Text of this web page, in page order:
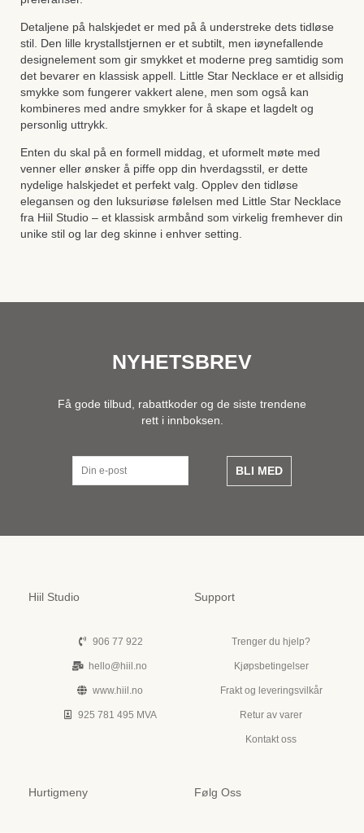
Detaljene på halskjedet er med på å understreke dets tidløse
stil. Den lille krystallstjernen er et subtilt, men iøynefallende
designelement som gir smykket et moderne preg samtidig som
det bevarer en klassisk appell. Little Star Necklace er et allsidig
smykke som fungerer vakkert alene, men som også kan
kombineres med andre smykker for å skape et lagdelt og
personlig uttrykk.
Enten du skal på en formell middag, et uformelt møte med
venner eller ønsker å piffe opp din hverdagsstil, er dette
nydelige halskjedet et perfekt valg. Opplev den tidløse
elegansen og den luksuriøse følelsen med Little Star Necklace
fra Hiil Studio – et klassisk armbånd som virkelig fremhever din
unike stil og lar deg skinne i enhver setting.
NYHETSBREV
Få gode tilbud, rabattkoder og de siste trendene
rett i innboksen.
BLI MED
Hiil Studio
906 77 922
hello@hiil.no
www.hiil.no
925 781 495 MVA
Support
Trenger du hjelp?
Kjøpsbetingelser
Frakt og leveringsvilkår
Retur av varer
Kontakt oss
Hurtigmeny Følg Oss